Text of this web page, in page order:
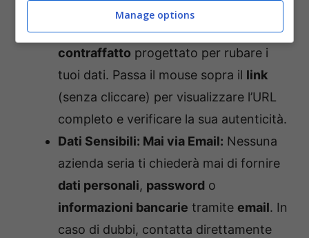
sembra legittimo, potrebbe
reindirizzarti a unsito web
contraffatto progettato per rubare i
tuoi dati. Passa il mouse sopra il link
(senza cliccare) per visualizzare l’URL
completo e verificare la sua autenticità.
Dati Sensibili: Mai via Email: Nessuna
azienda seria ti chiederà mai di fornire
dati personali, password o
informazioni bancarie tramite email. In
caso di dubbi, contatta direttamente
Manage options